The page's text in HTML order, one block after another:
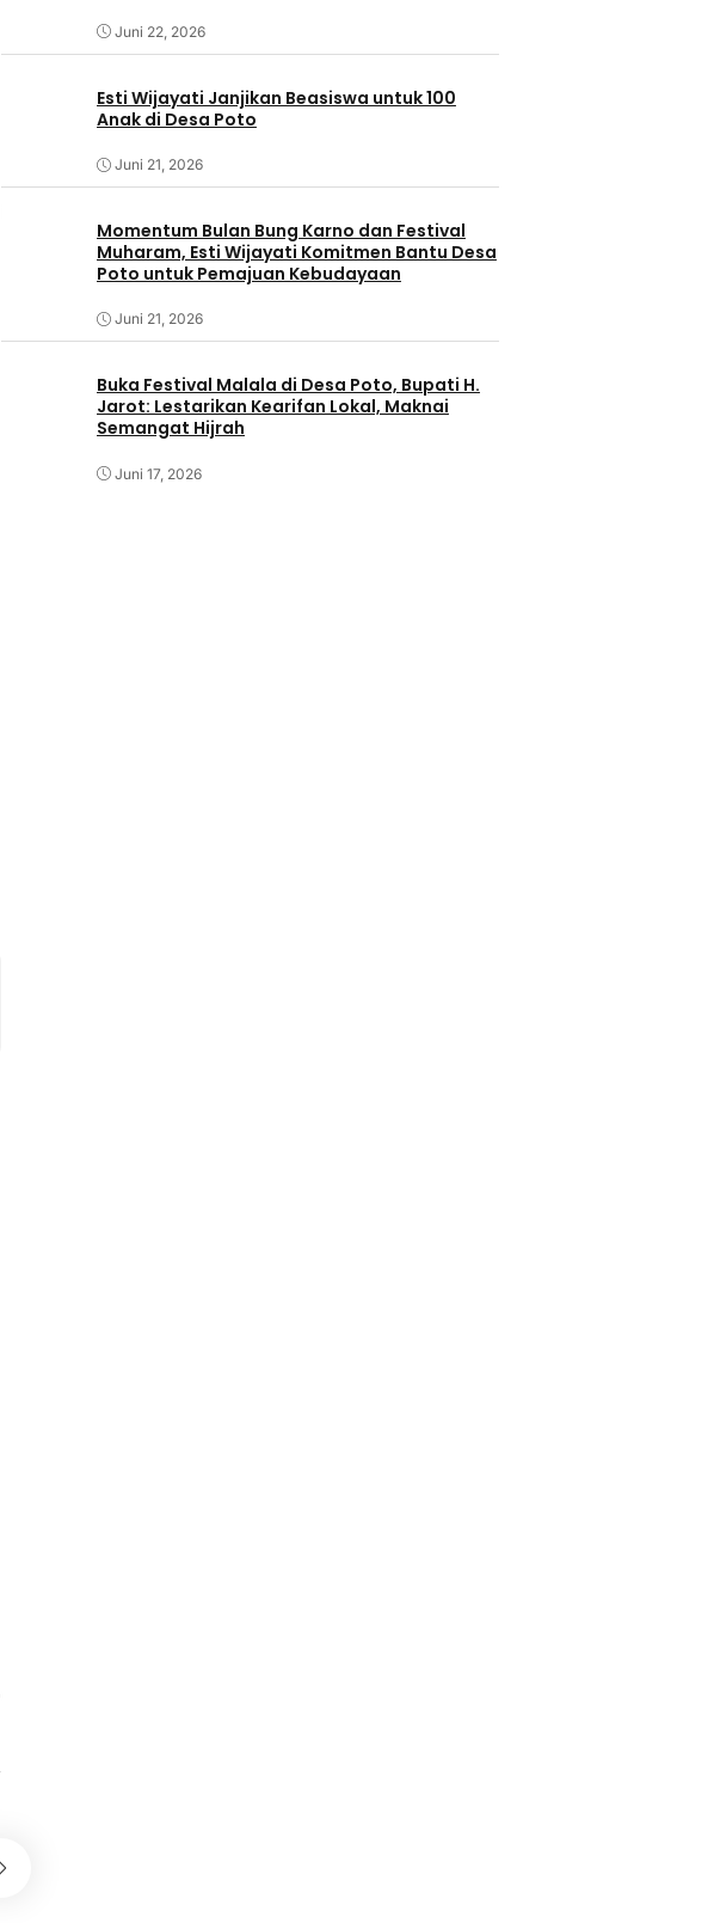
Juni 22, 2026
Esti Wijayati Janjikan Beasiswa untuk 100
Anak di Desa Poto
Juni 21, 2026
Momentum Bulan Bung Karno dan Festival
Muharam, Esti Wijayati Komitmen Bantu Desa
Poto untuk Pemajuan Kebudayaan
Juni 21, 2026
Buka Festival Malala di Desa Poto, Bupati H.
Jarot: Lestarikan Kearifan Lokal, Maknai
Semangat Hijrah
Juni 17, 2026